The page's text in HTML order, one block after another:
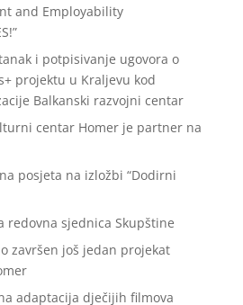
and Employability
i potpisivanje ugovora o
projektu u Kraljevu kod
Balkanski razvojni centar
centar Homer je partner na
posjeta na izložbi “Dodirni
redovna sjednica Skupštine
završen još jedan projekat
adaptacija dječijih filmova